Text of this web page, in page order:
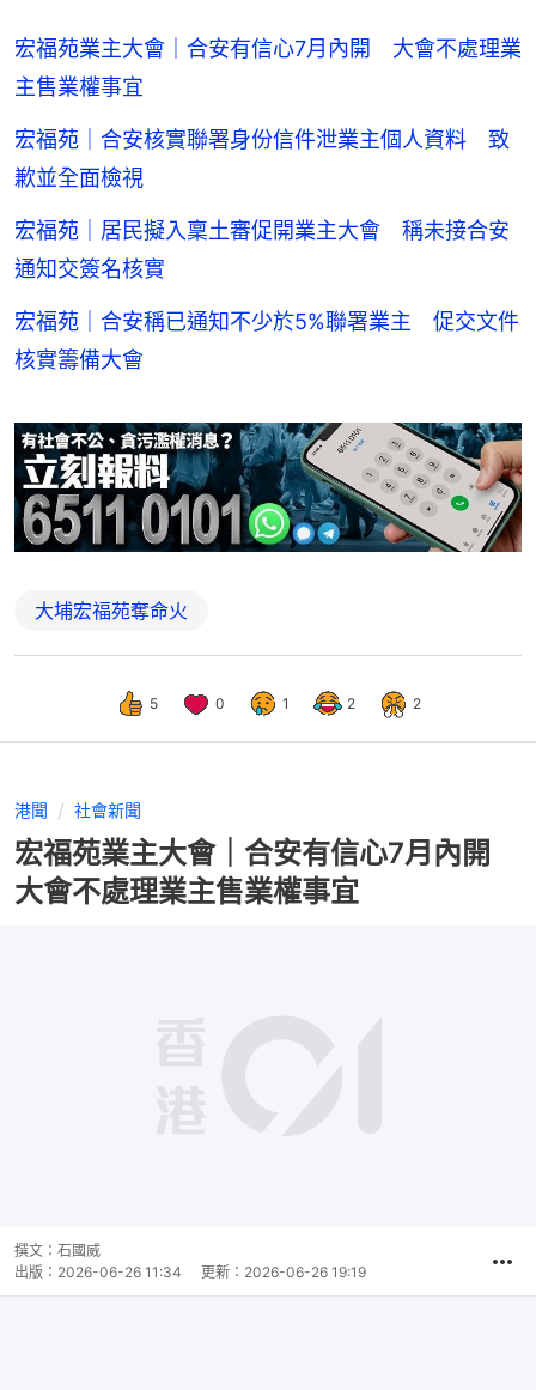
宏福苑業主大會｜合安有信心7月內開 大會不處理業
主售業權事宜
宏福苑｜合安核實聯署身份信件泄業主個人資料 致
歉並全面檢視
宏福苑｜居民擬入稟土審促開業主大會 稱未接合安
通知交簽名核實
宏福苑｜合安稱已通知不少於5%聯署業主 促交文件
核實籌備大會
大埔宏福苑奪命火
5 0 1 2 2
港聞 社會新聞
宏福苑業主大會｜合安有信心7月內開
大會不處理業主售業權事宜
撰文： 石國威
出版： 2026-06-26 11:34 更新： 2026-06-26 19:19